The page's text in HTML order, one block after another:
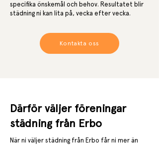
specifika önskemål och behov. Resultatet blir
städning ni kan lita på, vecka efter vecka.
Kontakta oss
Därför väljer föreningar
städning från Erbo
När ni väljer städning från Erbo får ni mer än